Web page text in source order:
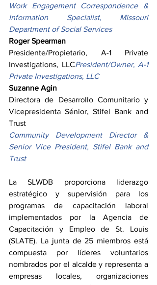
Work Engagement Correspondence &
Information Specialist, Missouri
Department of Social Services
Roger Spearman
Presidente/Propietario, A-1 Private
Investigations, LLCPresident/Owner, A-1
Private Investigations, LLC
Suzanne Agin
Directora de Desarrollo Comunitario y
Vicepresidenta Sénior, Stifel Bank and
Trust
Community Development Director &
Senior Vice President, Stifel Bank and
Trust
La SLWDB proporciona liderazgo
estratégico y supervisión para los
programas de capacitación laboral
implementados por la Agencia de
Capacitación y Empleo de St. Louis
(SLATE). La junta de 25 miembros está
compuesta por líderes voluntarios
nombrados por el alcalde y representa a
empresas locales, organizaciones